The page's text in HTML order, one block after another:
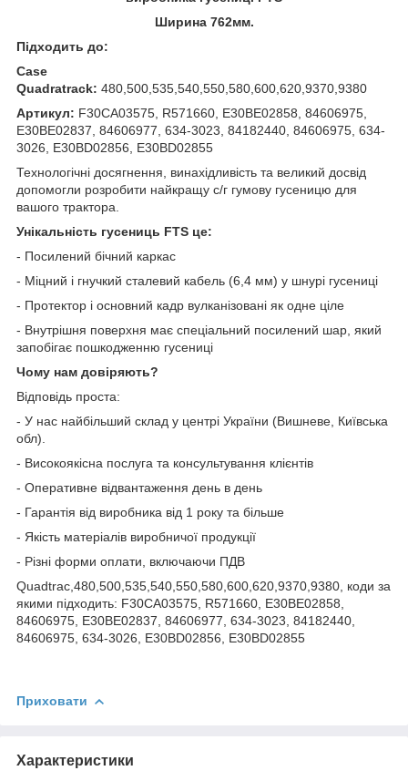
Ширина 762мм.
Підходить до:
Case
Quadratrack: 480,500,535,540,550,580,600,620,9370,9380
Артикул: F30CA03575, R571660, E30BE02858, 84606975,
E30BE02837, 84606977, 634-3023, 84182440, 84606975, 634-
3026, E30BD02856, E30BD02855
Технологічні досягнення, винахідливість та великий досвід
допомогли розробити найкращу с/г гумову гусеницю для
вашого трактора.
Унікальність гусениць FTS це:
- Посилений бічний каркас
- Міцний і гнучкий сталевий кабель (6,4 мм) у шнурі гусениці
- Протектор і основний кадр вулканізовані як одне ціле
- Внутрішня поверхня має спеціальний посилений шар, який
запобігає пошкодженню гусениці
Чому нам довіряють?
Відповідь проста:
- У нас найбільший склад у центрі України (Вишневе, Київська
обл).
- Високоякісна послуга та консультування клієнтів
- Оперативне відвантаження день в день
- Гарантія від виробника від 1 року та більше
- Якість матеріалів виробничої продукції
- Різні форми оплати, включаючи ПДВ
Quadtrac,480,500,535,540,550,580,600,620,9370,9380, коди за
якими підходить: F30CA03575, R571660, E30BE02858,
84606975, E30BE02837, 84606977, 634-3023, 84182440,
84606975, 634-3026, E30BD02856, E30BD02855
Приховати
Характеристики